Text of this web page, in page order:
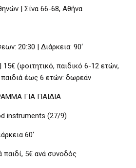
| Σίνα 66-68, Αθήνα
20:30 | Διάρκεια: 90‘
15€ (φοιτητικό, παιδικό 6-12 ετών,
έως 6 ετών: δωρεάν
ΓΙΑ ΠΑΙΔΙΑ
instruments (27/9)
60‘
παιδί, 5€ ανά συνοδός